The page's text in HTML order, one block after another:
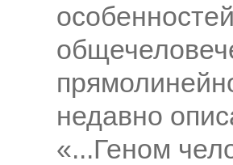
недавно
«...Геном